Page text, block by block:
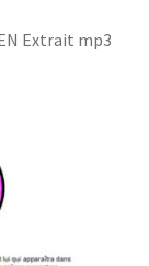
Extrait mp3